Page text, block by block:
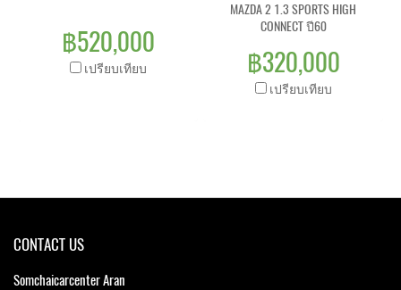
฿520,000
เปรียบเทียบ
MAZDA 2 1.3 SPORTS HIGH
CONNECT ปี60
฿320,000
เปรียบเทียบ
CONTACT US
Somchaicarcenter Aran